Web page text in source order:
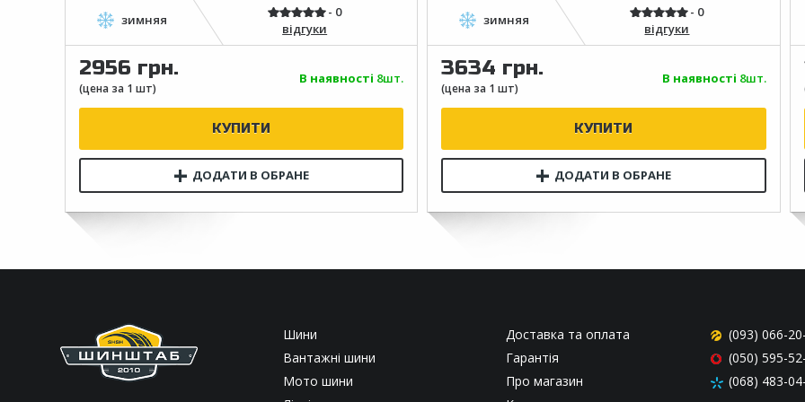
відгуки
2956 грн. В наявності 8шт.
відгуки
3634 грн. В наявності 8шт.
Шини
Вантажні шини
Мото шини
Доставка та оплата
Гарантія
Про магазин
(093) 066-
(050) 595-
(068) 483-